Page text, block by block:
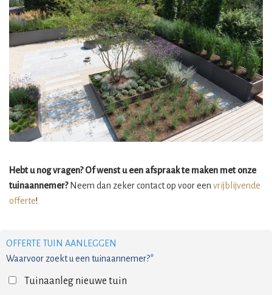
Hebt u nog vragen? Of wenst u een afspraak te maken met onze
tuinaannemer?Neem dan zeker contact op voor een vrijblijvende
offerte!
OFFERTE TUIN AANLEGGEN
Waarvoor zoekt u een tuinaannemer?*
Tuinaanleg nieuwe tuin